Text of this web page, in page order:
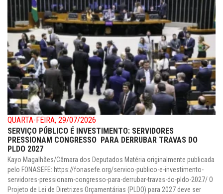
QUARTA-FEIRA, 29/07/2026
SERVIÇO PÚBLICO É INVESTIMENTO: SERVIDORES
PRESSIONAM CONGRESSO PARA DERRUBAR TRAVAS DO
PLDO 2027
Kayo Magalhães/Câmara dos Deputados Matéria originalmente publicada
pelo FONASEFE: https://fonasefe.org/servico-publico-e-investimento-
servidores-pressionam-congresso-para-derrubar-travas-do-pldo-2027/ O
Projeto de Lei de Diretrizes Orçamentárias (PLDO) para 2027 deve ser